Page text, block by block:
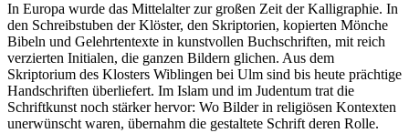
In Europa wurde das Mittelalter zur großen Zeit der Kalligraphie. In
den Schreibstuben der Klöster, den Skriptorien, kopierten Mönche
Bibeln und Gelehrtentexte in kunstvollen Buchschriften, mit reich
verzierten Initialen, die ganzen Bildern glichen. Aus dem
Skriptorium des Klosters Wiblingen bei Ulm sind bis heute prächtige
Handschriften überliefert. Im Islam und im Judentum trat die
Schriftkunst noch stärker hervor: Wo Bilder in religiösen Kontexten
unerwünscht waren, übernahm die gestaltete Schrift deren Rolle.